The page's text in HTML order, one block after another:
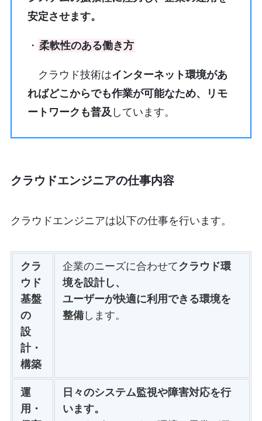
安定させます。
・ 柔軟性のある働き方
クラウド技術はインターネット環境があ
ればどこからでも作業が可能なため、リモ
ートワークも普及 しています。
クラウドエンジニアの仕事内容
クラウドエンジニアは以下の仕事を行います。
クラ
ウド
基盤
の
設
計・
構築
企業のニーズに合わせてクラウド環
境を設計し、
ユーザーが快適に利用できる環境を
整備 します。
運
用・
日々のシステム監視や障害対応を行
います。